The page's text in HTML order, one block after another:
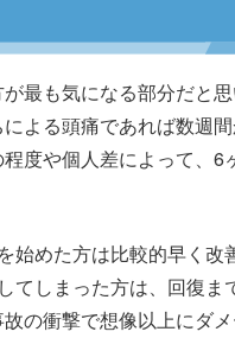
最も気になる部分だと思
よる頭痛であれば数週
度や個人差によって、6
始めた方は比較的早く改
てしまった方は、回復ま
の衝撃で想像以上にダ